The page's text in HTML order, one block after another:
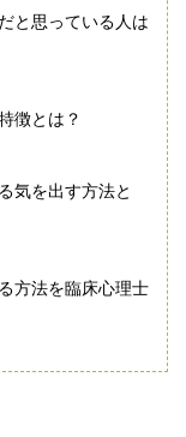
と思っている人は
徴とは？
気を出す方法と
方法を臨床心理士